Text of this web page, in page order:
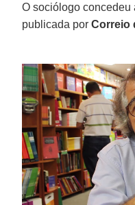
O sociólogo
publicada porCorreio